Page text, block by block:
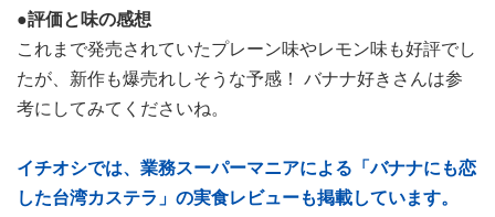
●評価と味の感想
これまで発売されていたプレーン味やレモン味も好評でし
たが、新作も爆売れしそうな予感！ バナナ好きさんは参
考にしてみてくださいね。
イチオシでは、業務スーパーマニアによる「バナナにも恋
した台湾カステラ」の実食レビューも掲載しています。